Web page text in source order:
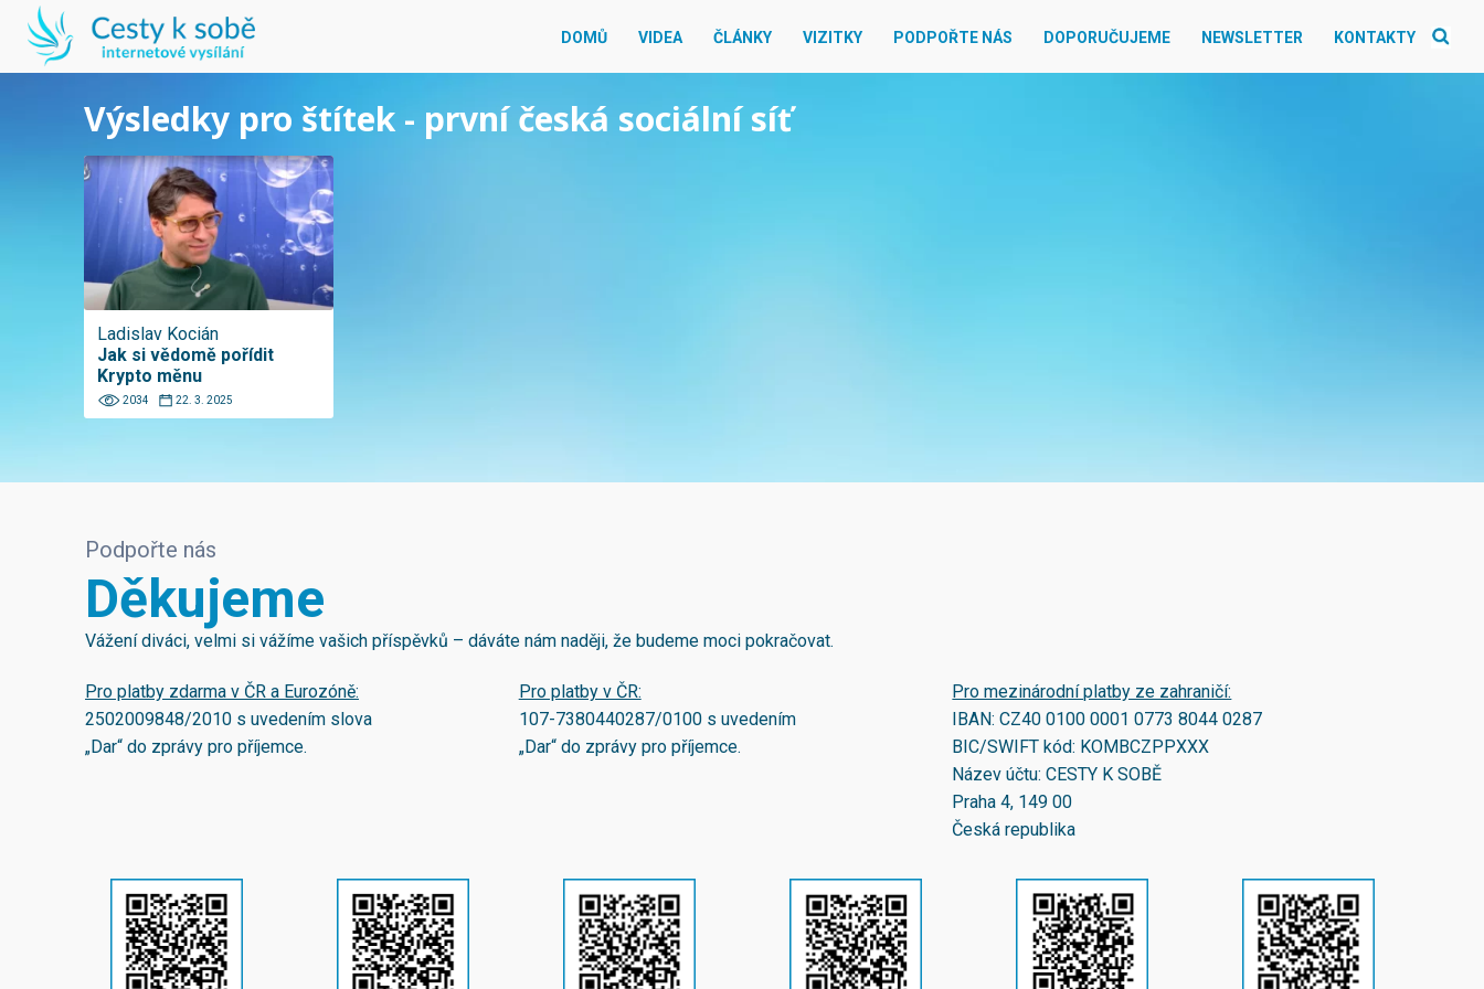
DOMŮ VIDEA ČLÁNKY VIZITKY PODPOŘTE NÁS DOPORUČUJEME NEWSLETTER KONTAKTY
Výsledky pro štítek - první česká sociální síť
Ladislav Kocián
Jak si vědomě pořídit
Krypto měnu
2034 22. 3. 2025
Podpořte nás
Děkujeme
Vážení diváci, velmi si vážíme vašich příspěvků – dáváte nám naději, že budeme moci pokračovat.
Pro platby zdarma v ČR a Eurozóně:
2502009848/2010 s uvedením slova
„Dar“ do zprávy pro příjemce.
Pro platby v ČR:
107-7380440287/0100s uvedením
„Dar“ do zprávy pro příjemce.
Pro mezinárodní platby ze zahraničí:
IBAN:CZ40 0100 0001 0773 8044 0287
BIC/SWIFT kód: KOMBCZPPXXX
Název účtu: CESTY K SOBĚ
Praha 4, 149 00
Česká republika